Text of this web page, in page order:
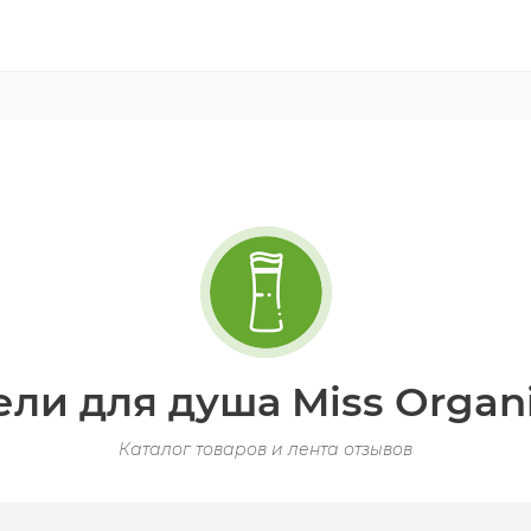
для душа Miss
Каталог товаров и лента отзывов